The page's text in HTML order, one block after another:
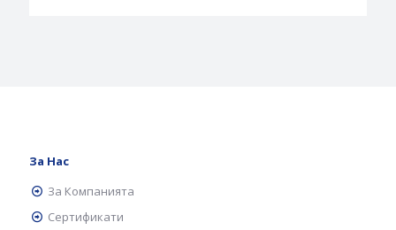
За Нас
За Компанията
Сертификати